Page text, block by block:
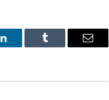
LinkedIn Tumblr Email